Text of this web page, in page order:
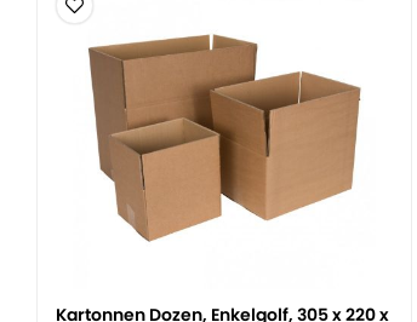
Kartonnen Dozen, Enkelgolf, 305 x 220 x